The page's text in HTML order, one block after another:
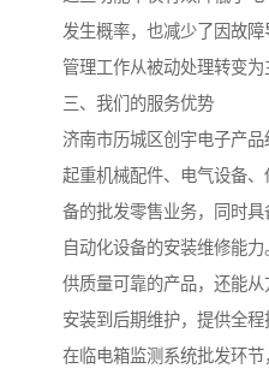
发生概率，也减少了因故
管理工作从被动处理转变为
三、我们的服务优势
济南市历城区创宇电子产品
起重机械配件、电气设备
备的批发零售业务，同时
自动化设备的安装维修能
供质量可靠的产品，还能
安装到后期维护，提供全程
在临电箱监测系统批发环节